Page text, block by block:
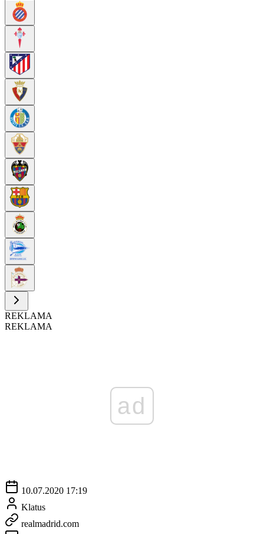
REKLAMA
REKLAMA
ad
10.07.2020 17:19
Klatus
realmadrid.com